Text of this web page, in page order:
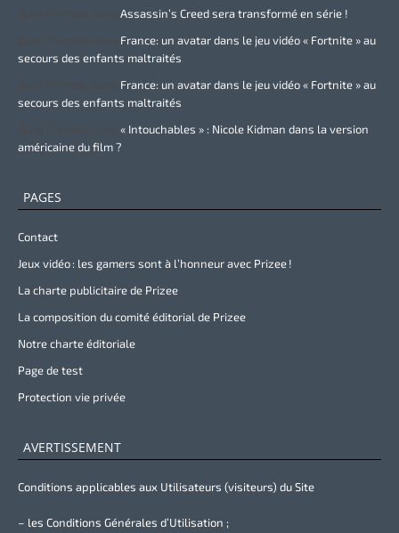
Assassin’s Creed sera transformé en série !
France: un avatar dans le jeu vidéo « Fortnite » au
secours des enfants maltraités
France: un avatar dans le jeu vidéo « Fortnite » au
secours des enfants maltraités
« Intouchables » : Nicole Kidman dans la version
américaine du film ?
PAGES
Contact
Jeux vidéo : les gamers sont à l’honneur avec Prizee !
La charte publicitaire de Prizee
La composition du comité éditorial de Prizee
Notre charte éditoriale
Page de test
Protection vie privée
AVERTISSEMENT
Conditions applicables aux Utilisateurs (visiteurs) du Site
– les Conditions Générales d’Utilisation ;